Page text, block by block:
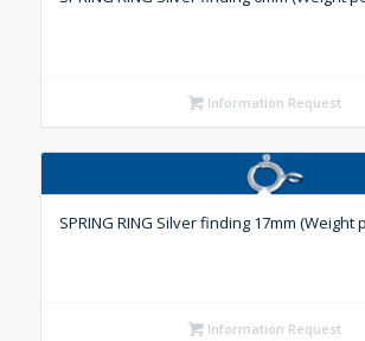
Information Request
SPRING RING Silver finding 17mm (Weight
Information Request